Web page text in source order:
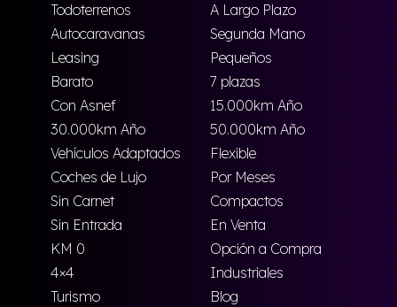
Todoterrenos
A Largo Plazo
Autocaravanas
Segunda Mano
Leasing
Pequeños
Barato
7 plazas
Con Asnef
15.000km Año
30.000km Año
50.000km Año
Vehículos Adaptados
Flexible
Coches de Lujo
Por Meses
Sin Carnet
Compactos
Sin Entrada
En Venta
KM 0
Opción a Compra
4×4
Industriales
Turismo
Blog